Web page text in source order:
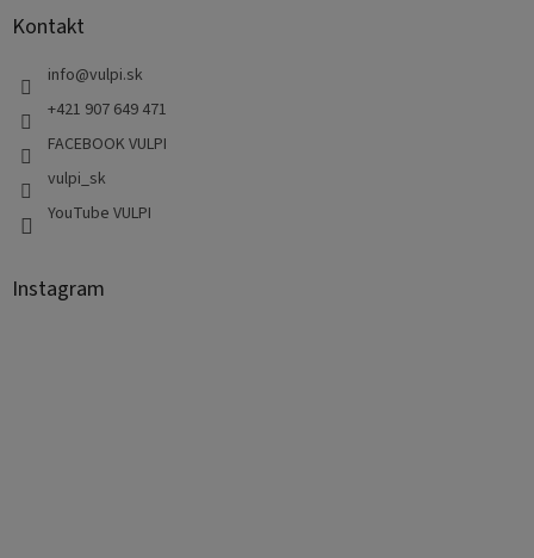
Kontakt
info@vulpi.sk
+421 907 649 471
FACEBOOK VULPI
vulpi_sk
YouTube VULPI
Instagram